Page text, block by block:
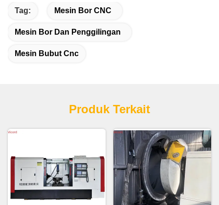
Tag: Mesin Bor CNC
Mesin Bor Dan Penggilingan
Mesin Bubut Cnc
Produk Terkait